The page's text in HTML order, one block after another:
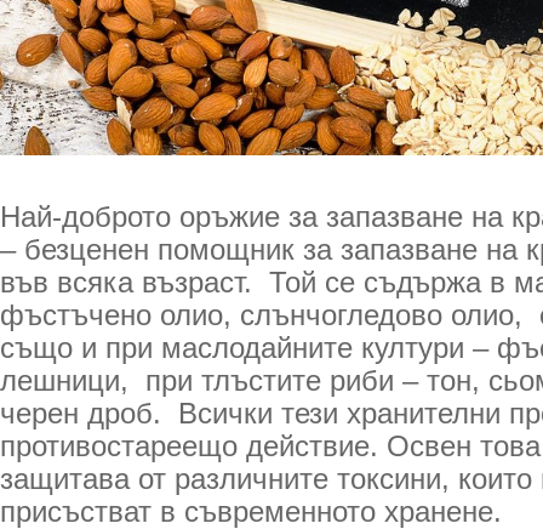
Най-доброто оръжие за запазване на
– безценен помощник за запазване на
във всяка възраст. Той се съдържа в
фъстъчено олио, слънчогледово олио,
също и при маслодайните култури –
лешници, при тлъстите риби – тон,
черен дроб. Всички тези хранителни
противостареещо действие. Освен
защитава от различните токсини, които
присъстват в съвременното хранене.